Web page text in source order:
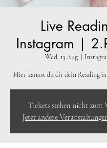
Live
Instagram |
Wed, 13 Aug
  |
Hier kannst du dir dein Reading
Tickets stehen nicht zum
Jetzt andere